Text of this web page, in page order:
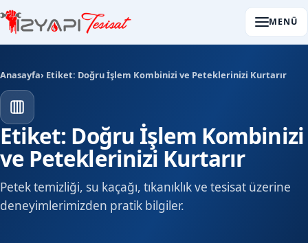
MENÜ
Anasayfa› Etiket: Doğru İşlem Kombinizi ve Peteklerinizi Kurtarır
Etiket: Doğru İşlem Kombinizi
ve Peteklerinizi Kurtarır
Petek temizliği, su kaçağı, tıkanıklık ve tesisat üzerine
deneyimlerimizden pratik bilgiler.